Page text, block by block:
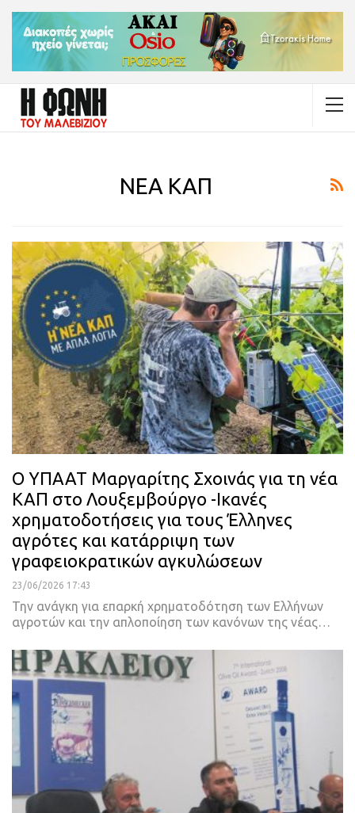
ΝΕΑ ΚΑΠ
Ο ΥΠΑΑΤ Μαργαρίτης Σχοινάς για τη νέα
ΚΑΠ στο Λουξεμβούργο -Ικανές
χρηματοδοτήσεις για τους Έλληνες
αγρότες και κατάρριψη των
γραφειοκρατικών αγκυλώσεων
23/06/2026 17:43
Την ανάγκη για επαρκή χρηματοδότηση των Ελλήνων
αγροτών και την απλοποίηση των κανόνων της νέας…